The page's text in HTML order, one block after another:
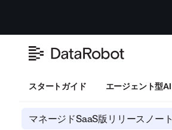
スタートガイド エージェント型AI
マネージドSaaS版リリースノート